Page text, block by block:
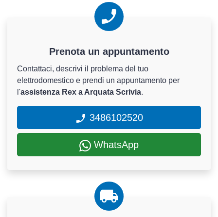
Prenota un appuntamento
Contattaci, descrivi il problema del tuo
elettrodomestico e prendi un appuntamento per
l'assistenza Rex a Arquata Scrivia.
3486102520
WhatsApp